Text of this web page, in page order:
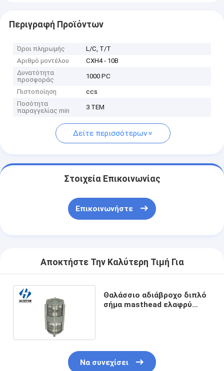
Περιγραφή Προϊόντων
Όροι πληρωμής
L/C, T/T
Αριθμό μοντέλου
CXH4 - 10B
Δυνατότητα
προσφοράς
1000 PC
Πιστοποίηση
ccs
Ποσότητα
παραγγελίας min
3 ΤΕΜ
Δείτε περισσότερων
Στοιχεία Επικοινωνίας
Επικοινωνήστε
Αποκτήστε Την Καλύτερη Τιμή Για
Θαλάσσιο αδιάβροχο διπλό
σήμα masthead ελαφρύ
Να συνεχίσει